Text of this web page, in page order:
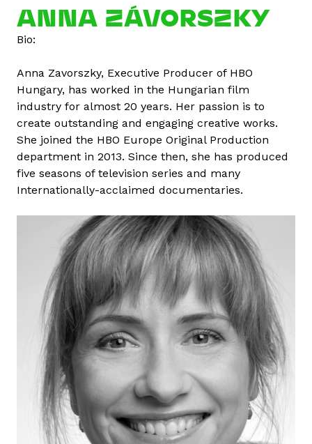
o
u
á
v
o
r
s
z
k
y
n
n
a
ANNA ZÁVORSZKY
Bio:
Anna Zavorszky, Executive Producer of HBO
Hungary, has worked in the Hungarian film
industry for almost 20 years. Her passion is to
create outstanding and engaging creative works.
She joined the HBO Europe Original Production
department in 2013. Since then, she has produced
five seasons of television series and many
Internationally-acclaimed documentaries.